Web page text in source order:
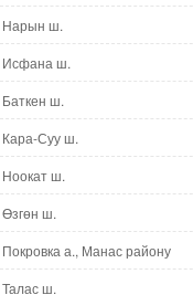
Нарын ш.
Исфана ш.
Баткен ш.
Кара-Суу ш.
Ноокат ш.
Өзгөн ш.
Покровка а., Манас району
Талас ш.